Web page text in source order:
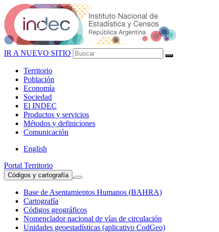
IR A NUEVO SITIO
Territorio
Población
Economía
Sociedad
El INDEC
Productos y servicios
Métodos y definiciones
Comunicación
English
Portal Territorio
Códigos y cartografía
Base de Asentamientos Humanos (BAHRA)
Cartografía
Códigos geográficos
Nomenclador nacional de vías de circulación
Unidades geoestadísticas (aplicativo CodGeo)